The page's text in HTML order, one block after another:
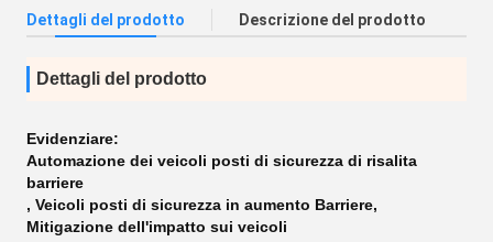
Dettagli del prodotto Descrizione del prodotto
Dettagli del prodotto
Evidenziare:
Automazione dei veicoli posti di sicurezza di risalita
barriere
, Veicoli posti di sicurezza in aumento Barriere,
Mitigazione dell'impatto sui veicoli